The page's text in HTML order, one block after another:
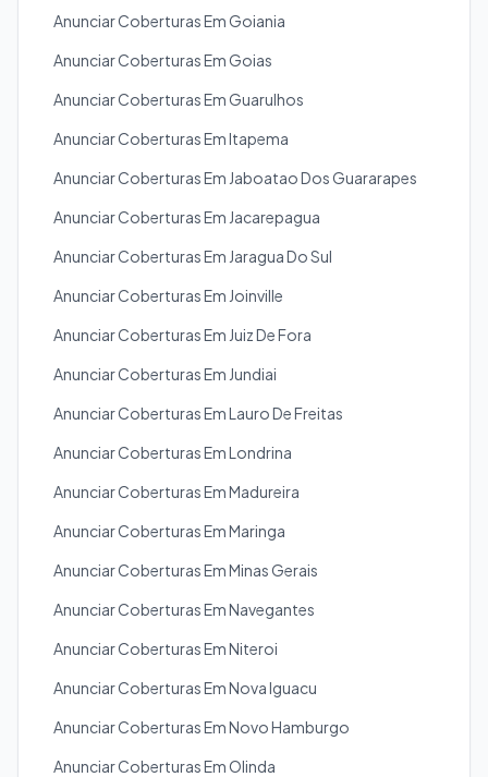
Anunciar Coberturas Em Goiania
Anunciar Coberturas Em Goias
Anunciar Coberturas Em Guarulhos
Anunciar Coberturas Em Itapema
Anunciar Coberturas Em Jaboatao Dos Guararapes
Anunciar Coberturas Em Jacarepagua
Anunciar Coberturas Em Jaragua Do Sul
Anunciar Coberturas Em Joinville
Anunciar Coberturas Em Juiz De Fora
Anunciar Coberturas Em Jundiai
Anunciar Coberturas Em Lauro De Freitas
Anunciar Coberturas Em Londrina
Anunciar Coberturas Em Madureira
Anunciar Coberturas Em Maringa
Anunciar Coberturas Em Minas Gerais
Anunciar Coberturas Em Navegantes
Anunciar Coberturas Em Niteroi
Anunciar Coberturas Em Nova Iguacu
Anunciar Coberturas Em Novo Hamburgo
Anunciar Coberturas Em Olinda